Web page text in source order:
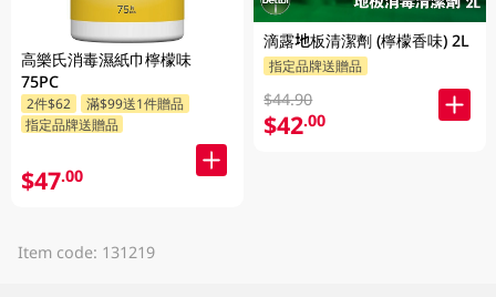
高樂氏消毒濕紙巾檸檬味
75PC
2件$62
滿$99送1件贈品
指定品牌送贈品
$47.00
滴露地板清潔劑 (檸檬香味) 2L
指定品牌送贈品
$44.90
$42.00
Item code: 131219